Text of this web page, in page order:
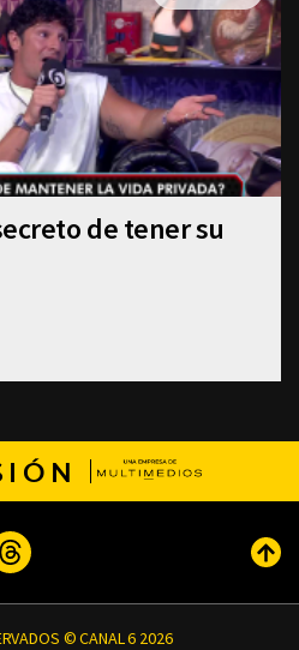
de tener su
Threads
© CANAL 6 2026